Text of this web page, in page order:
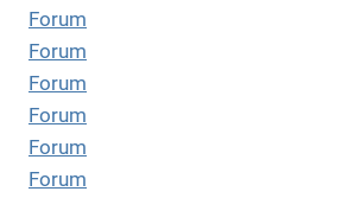
Forum
Forum
Forum
Forum
Forum
Forum